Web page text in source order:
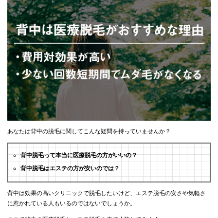
あなたは背中の脱毛に関してこんな疑問を持っていませんか？
背中脱毛って本当に医療脱毛の方がいいの？
背中脱毛はエステの方が安いのでは？
背中は効果の高いクリニックで脱毛したいけど、エステ脱毛の安さや気軽さ
に惹かれている人もいるのではないでしょうか。